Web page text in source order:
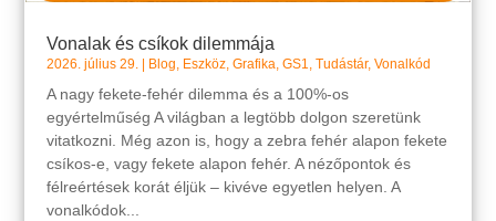
Vonalak és csíkok dilemmája
2026. július 29. Blog, Eszköz,Grafika,GS1,Tudástár,Vonalkód
A nagy fekete-fehér dilemma és a 100%-os
egyértelműség A világban a legtöbb dolgon szeretünk
vitatkozni. Még azon is, hogy a zebra fehér alapon fekete
csíkos-e, vagy fekete alapon fehér. A nézőpontok és
félreértések korát éljük – kivéve egyetlen helyen. A
vonalkódok...